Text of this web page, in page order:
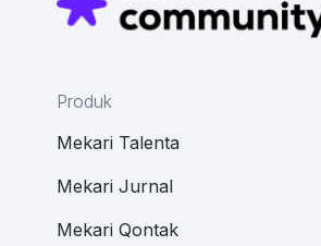
Produk
Mekari Talenta
Mekari Jurnal
Mekari Qontak